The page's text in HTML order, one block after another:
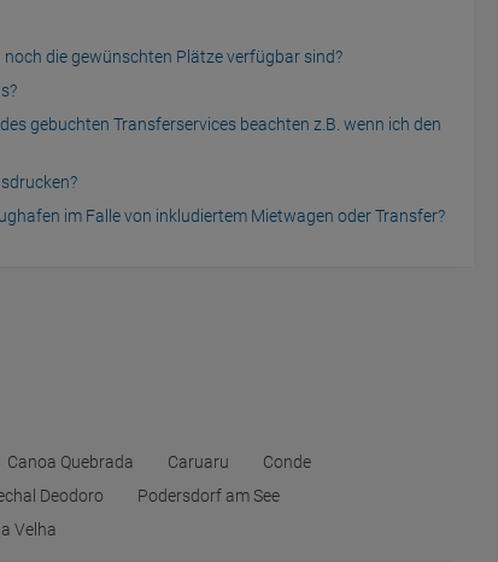
die gewünschten Plätze verfügbar sind?
gebuchten Transferservices beachten z.B. wenn ich den
im Falle von inkludiertem Mietwagen oder Transfer?
Canoa Quebrada Caruaru
Conde
Deodoro
Podersdorf am See
Velha